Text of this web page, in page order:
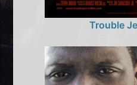
Trouble